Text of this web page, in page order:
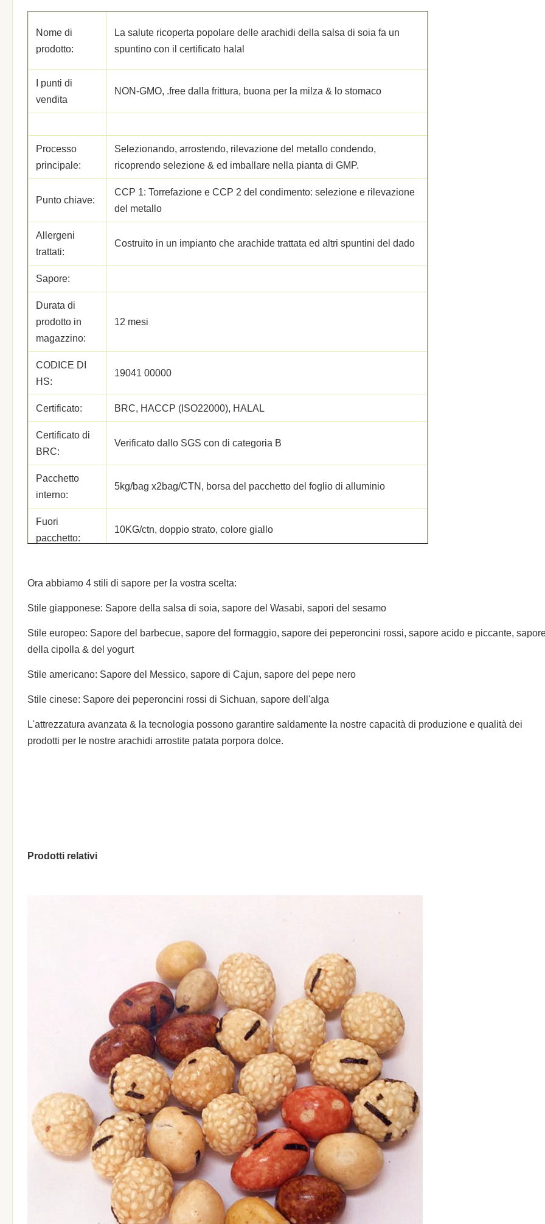
Nome di
prodotto:
La salute ricoperta popolare delle arachidi della salsa di soia fa un
spuntino con il certificato halal
I punti di
vendita
NON-GMO, .free dalla frittura, buona per la milza & lo stomaco
Processo
principale:
Selezionando, arrostendo, rilevazione del metallo condendo,
ricoprendo selezione & ed imballare nella pianta di GMP.
Punto chiave:
CCP 1: Torrefazione e CCP 2 del condimento: selezione e rilevazione
del metallo
Allergeni
trattati:
Costruito in un impianto che arachide trattata ed altri spuntini del dado
Sapore:
Durata di
prodotto in
magazzino:
12 mesi
CODICE DI
HS:
19041 00000
Certificato: BRC, HACCP (ISO22000), HALAL
Certificato di
BRC:
Verificato dallo SGS con di categoria B
Pacchetto
interno:
5kg/bag x2bag/CTN, borsa del pacchetto del foglio di alluminio
Fuori
pacchetto:
10KG/ctn, doppio strato, colore giallo
0.03=0.38*0.28*0.28m
20'/40'/40HQ
Entro 30 giorni (al porto di caricamento: Shanghai, la Cina)
Documenti:
Ora abbiamo 4 stili di sapore per la vostra scelta:
Stile giapponese: Sapore della salsa di soia, sapore del Wasabi, sapori del sesamo
Stile europeo: Sapore del barbecue, sapore del formaggio, sapore dei peperoncini rossi, sapore acido e piccante,
della cipolla & del yogurt
Stile americano: Sapore del Messico, sapore di Cajun, sapore del pepe nero
Stile cinese: Sapore dei peperoncini rossi di Sichuan, sapore dell'alga
L'attrezzatura avanzata & la tecnologia possono garantire saldamente la nostre capacità di produzione e qualità dei
prodotti per le nostre arachidi arrostite patata porpora dolce.
Prodotti relativi